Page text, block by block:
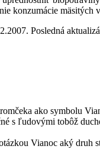
konzumácie mäsitých
Posledná
ako symbolu
s ľudovými tobôž
Vianoc aký druh